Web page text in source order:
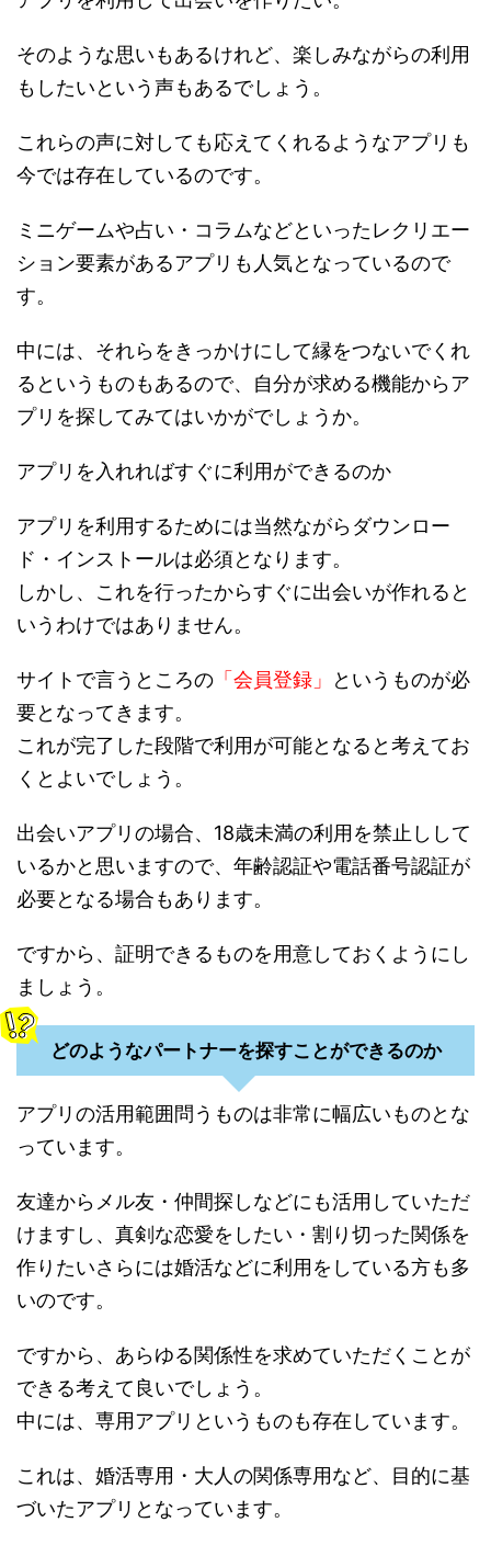
そのような思いもあるけれど、楽しみながらの利用
もしたいという声もあるでしょう。
これらの声に対しても応えてくれるようなアプリも
今では存在しているのです。
ミニゲームや占い・コラムなどといったレクリエー
ション要素があるアプリも人気となっているので
す。
中には、それらをきっかけにして縁をつないでくれ
るというものもあるので、自分が求める機能からア
プリを探してみてはいかがでしょうか。
アプリを入れればすぐに利用ができるのか
アプリを利用するためには当然ながらダウンロー
ド・インストールは必須となります。
しかし、これを行ったからすぐに出会いが作れると
いうわけではありません。
サイトで言うところの 「会員登録」
というものが必
要となってきます。
これが完了した段階で利用が可能となると考えてお
くとよいでしょう。
出会いアプリの場合、18歳未満の利用を禁止しして
いるかと思いますので、年齢認証や電話番号認証が
必要となる場合もあります。
ですから、証明できるものを用意しておくようにし
ましょう。
どのようなパートナーを探すことができるのか
アプリの活用範囲問うものは非常に幅広いものとな
っています。
友達からメル友・仲間探しなどにも活用していただ
けますし、真剣な恋愛をしたい・割り切った関係を
作りたいさらには婚活などに利用をしている方も多
いのです。
ですから、あらゆる関係性を求めていただくことが
できる考えて良いでしょう。
中には、専用アプリというものも存在しています。
これは、婚活専用・大人の関係専用など、目的に基
づいたアプリとなっています。